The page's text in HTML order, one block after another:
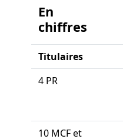
En
chiffres
Titulaires
4 PR
10 MCF et